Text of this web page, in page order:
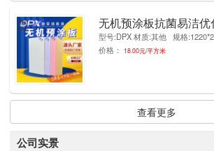
无机预涂板抗菌易洁
型号:DPX 材质:其他 规格
价格：
18.00元/平方米
4
查看更多
公司实景